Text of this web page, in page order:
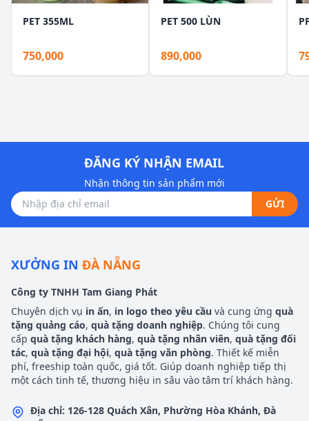
PET 355ML
750,000
PET 500 LÙN
890,000
ĐĂNG KÝ NHẬN EMAIL
Nhận thông tin sản phẩm mới
GỬI
XƯỞNG IN ĐÀ NẴNG
Công ty TNHH Tam Giang Phát
Chuyên dịch vụ in ấn, in logo theo yêu cầu và cung ứng quà
tặng quảng cáo, quà tặng doanh nghiệp. Chúng tôi cung
cấp quà tặng khách hàng, quà tặng nhân viên, quà tặng đối
tác, quà tặng đại hội, quà tặng văn phòng. Thiết kế miễn
phí, freeship toàn quốc, giá tốt. Giúp doanh nghiệp tiếp thị
một cách tinh tế, thương hiệu in sâu vào tâm trí khách hàng.
Địa chỉ: 126-128 Quách Xân, Phường Hòa Khánh, Đà